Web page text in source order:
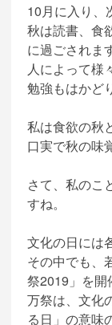
10月に入り、
秋は読書、食
に過ごされま
人によって様
勉強もはかど
私は食欲の秋
口実で秋の味
さて、私のこ
すね。
文化の日には
その中でも、
祭2019」を開
万祭は、文化
る日」の意味